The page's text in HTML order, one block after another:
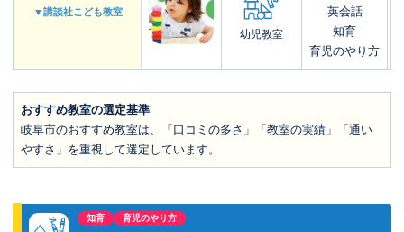
▼講談社こども教室
幼児教室
英会話
知育
育児のやり方
おすすめ教室の選定基準
岐阜市のおすすめ教室は、「口コミの多さ」「教室の実績」「通い
やすさ」を重視して選定しています。
知育 育児のやり方